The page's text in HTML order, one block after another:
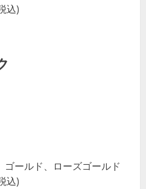
込)
ールド、ローズゴールド
込)